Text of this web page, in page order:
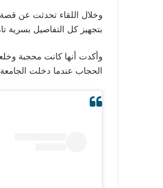
وخلال اللقاء تحدثت عن
بتجهيز كل التفاصيل بسرية
وأكدت أنها كانت محجبة
الحجاب عندما دخلت